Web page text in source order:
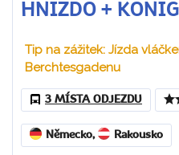
HNÍZDO +
Tip na zážitek: Jízda
Berchtesgadenu
3 MÍSTA ODJEZDU
Německo, Rakousko